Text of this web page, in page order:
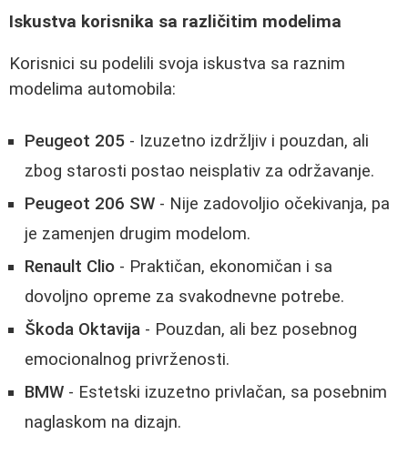
Iskustva korisnika sa različitim modelima
Korisnici su podelili svoja iskustva sa raznim
modelima automobila:
Peugeot 205 - Izuzetno izdržljiv i pouzdan, ali
zbog starosti postao neisplativ za održavanje.
Peugeot 206 SW - Nije zadovoljio očekivanja, pa
je zamenjen drugim modelom.
Renault Clio - Praktičan, ekonomičan i sa
dovoljno opreme za svakodnevne potrebe.
Škoda Oktavija - Pouzdan, ali bez posebnog
emocionalnog privrženosti.
BMW - Estetski izuzetno privlačan, sa posebnim
naglaskom na dizajn.